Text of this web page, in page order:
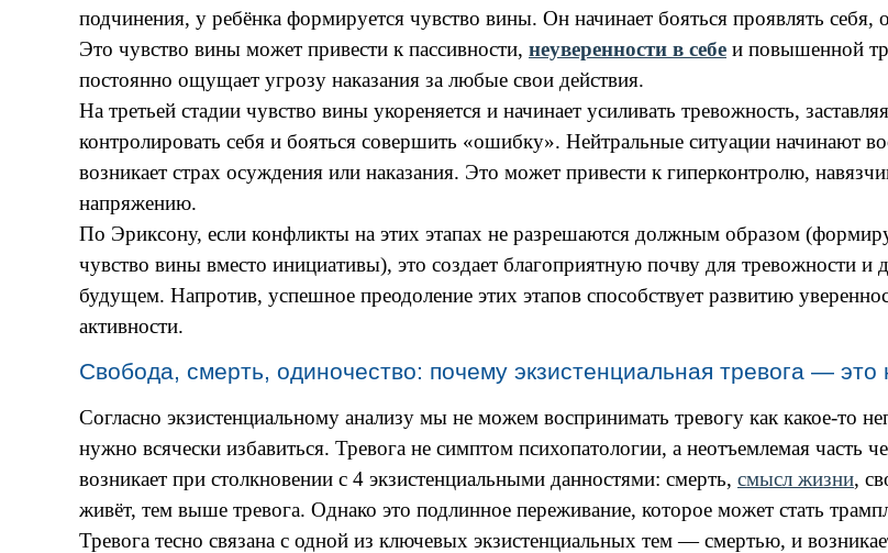
подчинения, у ребёнка формируется чувство вины. Он начинает бояться проявлять себя,
Это чувство вины может привести к пассивности, неуверенности в себе и повышенной
постоянно ощущает угрозу наказания за любые свои действия.
На третьей стадии чувство вины укореняется и начинает усиливать тревожность,
контролировать себя и бояться совершить «ошибку». Нейтральные ситуации начинают
возникает страх осуждения или наказания. Это может привести к гиперконтролю,
напряжению.
По Эриксону, если конфликты на этих этапах не разрешаются должным образом
чувство вины вместо инициативы), это создает благоприятную почву для тревожности и
будущем. Напротив, успешное преодоление этих этапов способствует развитию
активности.
Свобода, смерть, одиночество: почему экзистенциальная тревога — это
Согласно экзистенциальному анализу мы не можем воспринимать тревогу как какое-то
нужно всячески избавиться. Тревога не симптом психопатологии, а неотъемлемая часть
возникает при столкновении с 4 экзистенциальными данностями: смерть, смысл жизни,
живёт, тем выше тревога. Однако это подлинное переживание, которое может стать
Тревога тесно связана с одной из ключевых экзистенциальных тем — смертью, и